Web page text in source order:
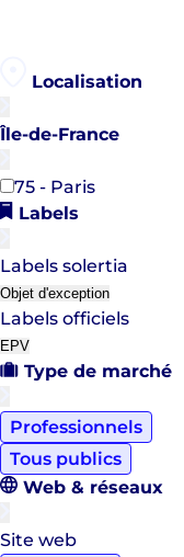
Localisation
Île-de-France
75 - Paris
Labels
Labels solertia
Objet d'exception
Labels officiels
EPV
Type de marché
Professionnels
Tous publics
Web & réseaux
Site web